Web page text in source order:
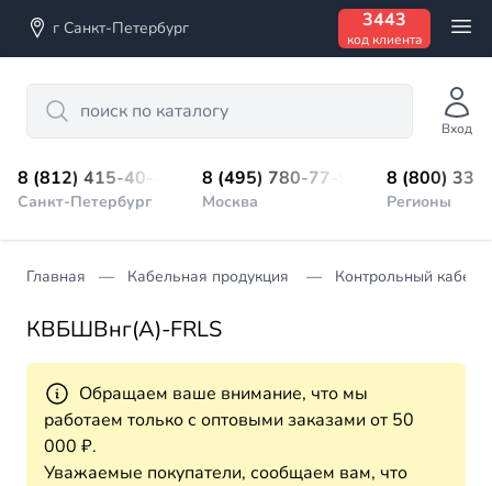
г Санкт-Петербург 3443
код клиента
Search
Вход
8 (812) 415-40-45
Санкт-Петербург
8 (495) 780-77-98
Москва
8 (800)
Регионы
Главная Кабельная продукция Контрольный кабель
КВБШВнг(А)-FRLS
Обращаем ваше внимание, что мы
работаем только с оптовыми заказами от 50
000 ₽.
Уважаемые покупатели, сообщаем вам, что